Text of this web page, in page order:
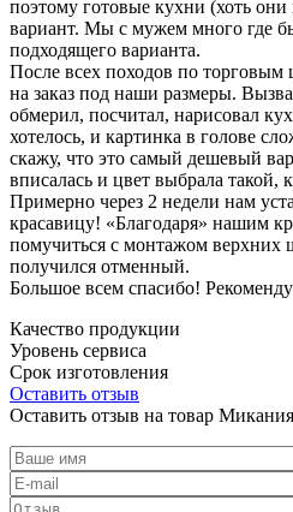
поэтому готовые кухни (хоть
вариант. Мы с мужем много где
подходящего варианта.
После всех походов по
на заказ под наши размеры.
обмерил, посчитал, нарисовал
хотелось, и картинка в голове
скажу, что это самый дешевый
вписалась и цвет выбрала такой,
Примерно через 2 недели нам
красавицу! «Благодаря» нашим
помучиться с монтажом верхних
получился отменный.
Большое всем спасибо!
Качество продукции
Уровень сервиса
Срок изготовления
Оставить отзыв
Оставить отзыв на товар Микания